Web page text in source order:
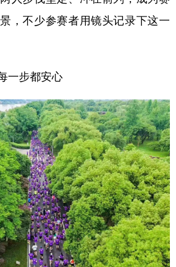
，不少参赛者用镜头记录下这一
一步都安心